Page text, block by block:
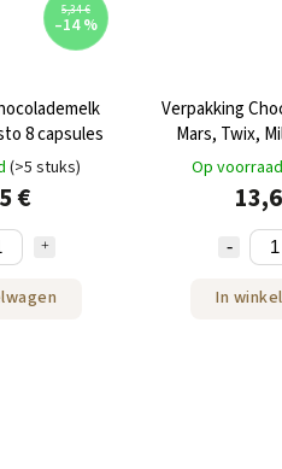
5,34 €
–14 %
8 capsules
(>5 stuks)
€
Verpakking
Mars, Twix,
Dolce Gusto
Op voorraad
In